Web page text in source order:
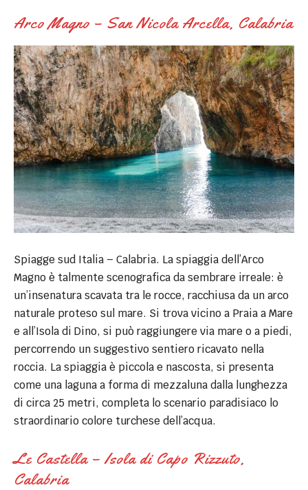
Arco Magno – San Nicola Arcella, Calabria
Spiagge sud Italia – Calabria. La spiaggia dell’Arco
Magno è talmente scenografica da sembrare irreale: è
un’insenatura scavata tra le rocce, racchiusa da un arco
naturale proteso sul mare. Si trova vicino a Praia a Mare
e all’Isola di Dino, si può raggiungere via mare o a piedi,
percorrendo un suggestivo sentiero ricavato nella
roccia. La spiaggia è piccola e nascosta, si presenta
come una laguna a forma di mezzaluna dalla lunghezza
di circa 25 metri, completa lo scenario paradisiaco lo
straordinario colore turchese dell’acqua.
Le Castella – Isola di Capo Rizzuto,
Calabria